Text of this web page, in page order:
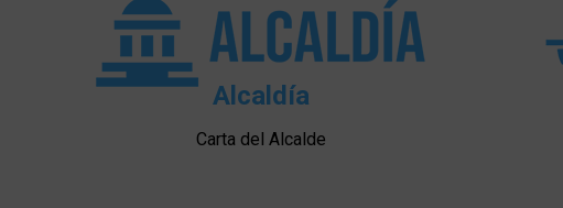
Alcaldía
Carta del Alcalde